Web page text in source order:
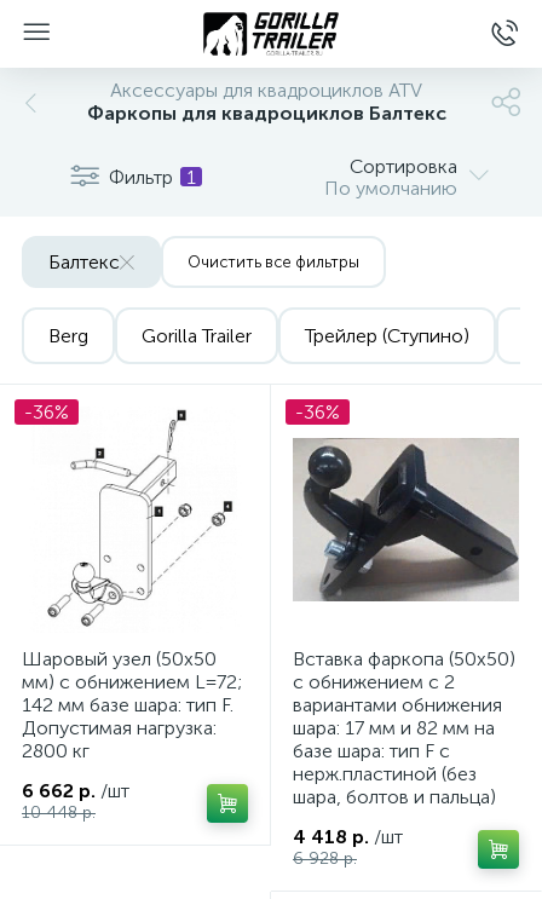
Аксессуары для квадроциклов ATV
Фаркопы для квадроциклов Балтекс
Фильтр 1
Сортировка
По умолчанию
Балтекс Очистить все фильтры
Berg Gorilla Trailer Трейлер (Ступино)
-36%
Шаровый узел (50х50
мм) с обнижением L=72;
142 мм базе шара: тип F.
Допустимая нагрузка:
2800 кг
6 662 р. /шт
10 448 р.
-36%
Вставка фаркопа (50х50)
с обнижением с 2
вариантами обнижения
шара: 17 мм и 82 мм на
базе шара: тип F c
нерж.пластиной (без
шара, болтов и пальца)
4 418 р. /шт
6 928 р.